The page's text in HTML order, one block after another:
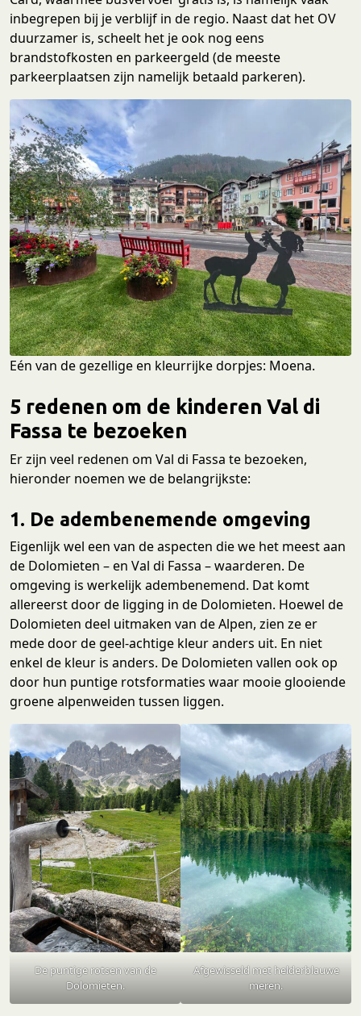
inbegrepen bij je verblijf in de regio. Naast dat het OV
duurzamer is, scheelt het je ook nog eens
brandstofkosten en parkeergeld (de meeste
parkeerplaatsen zijn namelijk betaald parkeren).
Eén van de gezellige en kleurrijke dorpjes: Moena.
5 redenen om de kinderen Val di
Fassa te bezoeken
Er zijn veel redenen om Val di Fassa te bezoeken,
hieronder noemen we de belangrijkste:
1. De adembenemende omgeving
Eigenlijk wel een van de aspecten die we het meest aan
de Dolomieten – en Val di Fassa – waarderen. De
omgeving is werkelijk adembenemend. Dat komt
allereerst door de ligging in de Dolomieten. Hoewel de
Dolomieten deel uitmaken van de Alpen, zien ze er
mede door de geel-achtige kleur anders uit. En niet
enkel de kleur is anders. De Dolomieten vallen ook op
door hun puntige rotsformaties waar mooie glooiende
groene alpenweiden tussen liggen.
De puntige rotsen van de
Dolomieten.
Afgewisseld met helderblauwe
meren.